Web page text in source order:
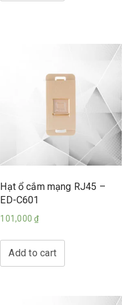
Hạt ổ cắm mạng RJ45 –
ED-C601
101,000₫
Add to cart